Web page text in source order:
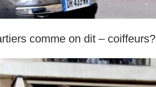
comme on dit – coiffeurs?